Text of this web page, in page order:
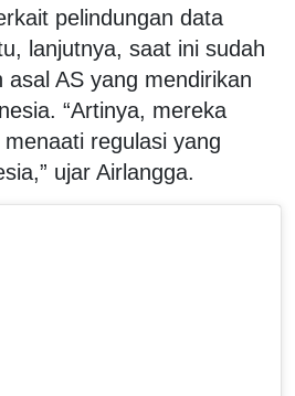
pelindungan data
lanjutnya, saat ini sudah
AS yang mendirikan
“Artinya, mereka
regulasi yang
ujar Airlangga.